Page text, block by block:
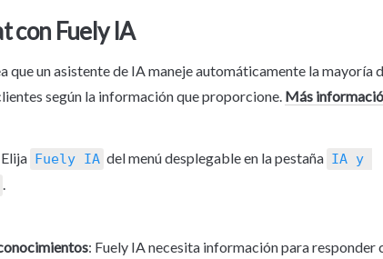
con Fuely IA
que un asistente de IA maneje automáticamente la mayoría
según la información que proporcione. Más
Fuely IA del menú desplegable en la pestaña IA y
: Fuely IA necesita información para responder